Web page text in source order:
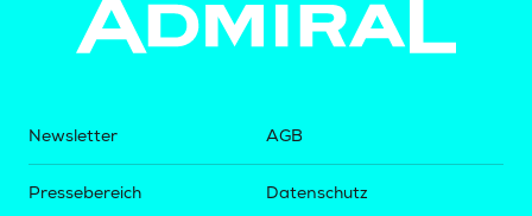
Newsletter
Pressebereich
AGB
Datenschutz